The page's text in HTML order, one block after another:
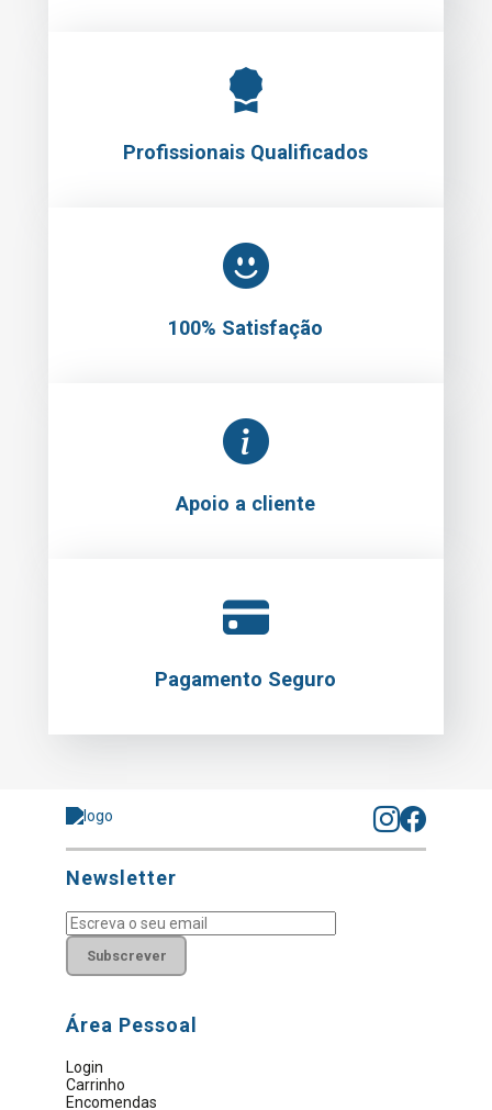
Profissionais Qualificados
100% Satisfação
Apoio a cliente
Pagamento Seguro
Newsletter
Subscrever
Área Pessoal
Login
Carrinho
Encomendas